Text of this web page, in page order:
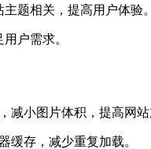
题相关，提高用户体验。
户需求。
减小图片体积，提高网站
缓存，减少重复加载。